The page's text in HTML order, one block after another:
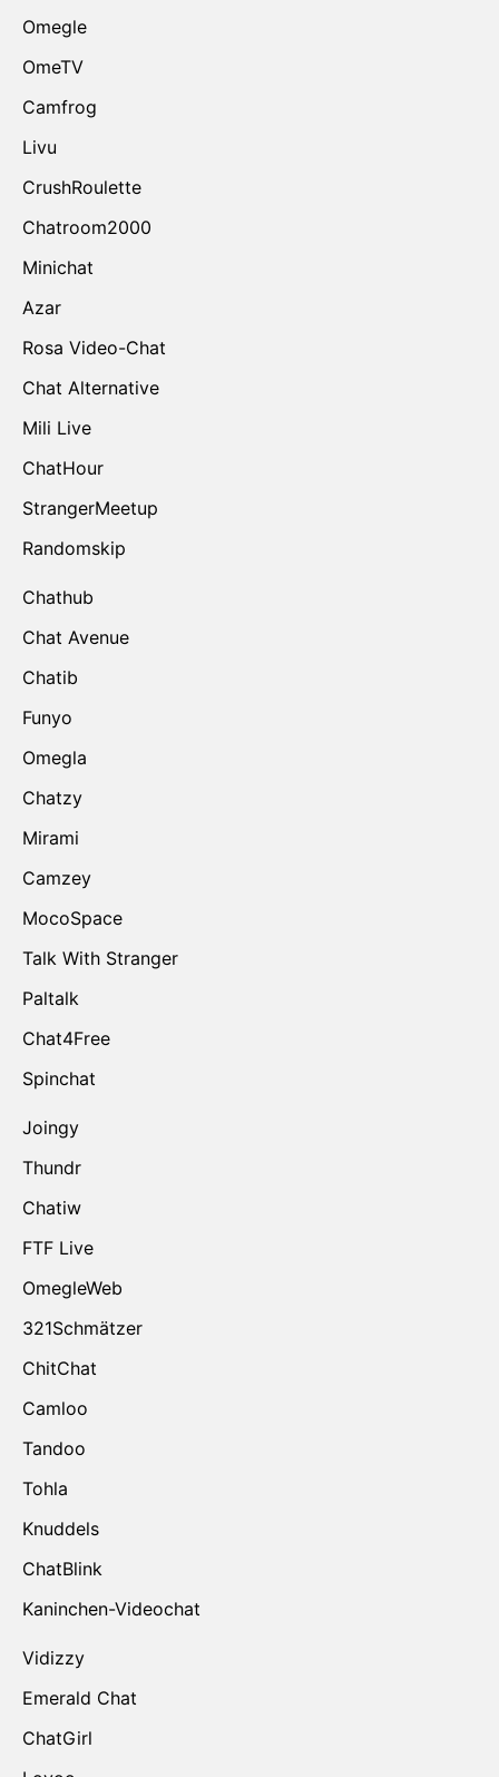
Omegle
OmeTV
Camfrog
Livu
CrushRoulette
Chatroom2000
Minichat
Azar
Rosa Video-Chat
Chat Alternative
Mili Live
ChatHour
StrangerMeetup
Randomskip
Chathub
Chat Avenue
Chatib
Funyo
Omegla
Chatzy
Mirami
Camzey
MocoSpace
Talk With Stranger
Paltalk
Chat4Free
Spinchat
Joingy
Thundr
Chatiw
FTF Live
OmegleWeb
321Schmätzer
ChitChat
Camloo
Tandoo
Tohla
Knuddels
ChatBlink
Kaninchen-Videochat
Vidizzy
Emerald Chat
ChatGirl